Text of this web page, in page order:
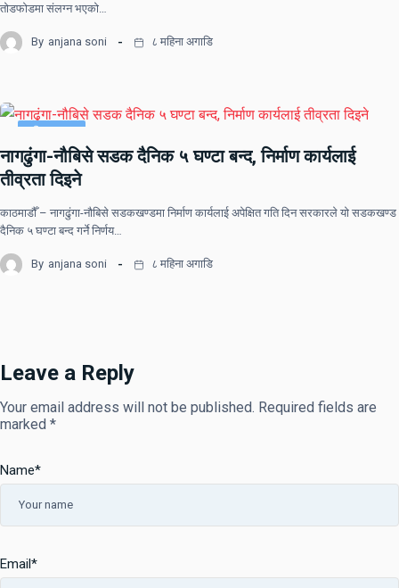
तोडफोडमा संलग्न भएको…
By anjana soni ८ महिना अगाडि
राष्ट्रिय खबर
नागढुंगा-नौबिसे सडक दैनिक ५ घण्टा बन्द, निर्माण कार्यलाई
तीव्रता दिइने
काठमाडौँ – नागढुंगा-नौबिसे सडकखण्डमा निर्माण कार्यलाई अपेक्षित गति दिन सरकारले यो सडकखण्ड
दैनिक ५ घण्टा बन्द गर्ने निर्णय…
By anjana soni ८ महिना अगाडि
Leave a Reply
Your email address will not be published. Required fields are
marked *
Name*
Email*